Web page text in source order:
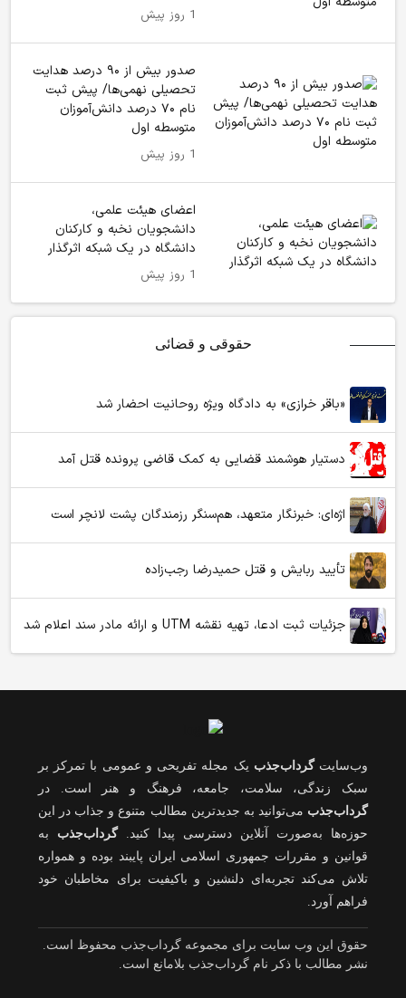
1 روز پیش
صدور بیش از ۹۰ درصد هدایت
تحصیلی نهمی‌ها/ پیش ثبت
نام ۷۰ درصد دانش‌آموزان
متوسطه اول
1 روز پیش
اعضای هیئت علمی،
دانشجویان نخبه و کارکنان
دانشگاه در یک شبکه‌ اثرگذار
1 روز پیش
حقوقی و قضائی
«باقر خرازی» به دادگاه ویژه روحانیت احضار شد
دستیار هوشمند قضایی به کمک قاضی پرونده قتل آمد
اژه‌ای: خبرنگار متعهد، هم‌سنگر رزمندگان پشت لانچر است
تأیید ربایش و قتل حمیدرضا رجب‌زاده
جزئیات ثبت ادعا، تهیه نقشه UTM و ارائه مادر سند اعلام شد
وب‌سایتگرداب‌جذب یک مجله تفریحی و عمومی با تمرکز بر
سبک زندگی، سلامت، جامعه، فرهنگ و هنر است. در
گرداب‌جذب می‌توانید به جدیدترین مطالب متنوع و جذاب در این
حوزه‌ها به‌صورت آنلاین دسترسی پیدا کنید.گرداب‌جذب به
قوانین و مقررات جمهوری اسلامی ایران پایبند بوده و همواره
تلاش می‌کند تجربه‌ای دلنشین و باکیفیت برای مخاطبان خود
فراهم آورد.
حقوق این وب سایت برای مجموعه گرداب‌جذب محفوظ است.
نشر مطالب با ذکر نام گرداب‌جذب بلامانع است.